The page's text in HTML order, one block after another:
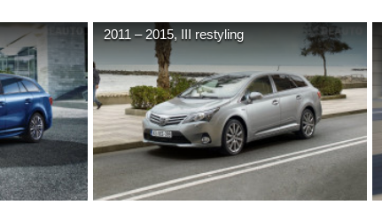
2011–2015,III restyling